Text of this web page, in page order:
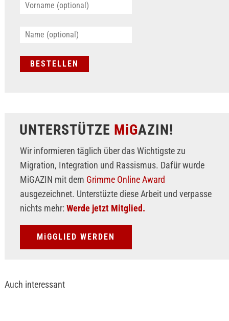
UNTERSTÜTZE MiGAZIN!
Wir informieren täglich über das Wichtigste zu
Migration, Integration und Rassismus. Dafür wurde
MiGAZIN mit dem Grimme Online Award
ausgezeichnet. Unterstüzte diese Arbeit und verpasse
nichts mehr: Werde jetzt Mitglied.
MiGGLIED WERDEN
Auch interessant